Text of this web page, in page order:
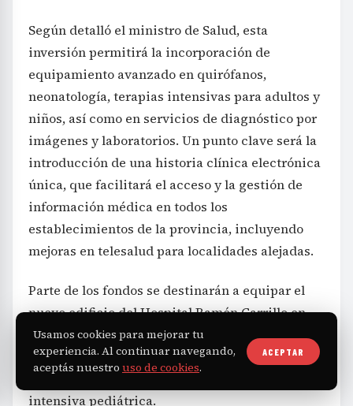
Según detalló el ministro de Salud, esta
inversión permitirá la incorporación de
equipamiento avanzado en quirófanos,
neonatología, terapias intensivas para adultos y
niños, así como en servicios de diagnóstico por
imágenes y laboratorios. Un punto clave será la
introducción de una historia clínica electrónica
única, que facilitará el acceso y la gestión de
información médica en todos los
establecimientos de la provincia, incluyendo
mejoras en telesalud para localidades alejadas.
Parte de los fondos se destinarán a equipar el
nuevo edificio del Hospital Ramón Carrillo en
Bariloche, con la instalación de quirófanos,
mesas de anestesia, torres de cirugía de última
generación y la habilitación de la terapia
intensiva pediátrica.
Usamos cookies para mejorar tu
experiencia. Al continuar navegando,
aceptás nuestro uso de cookies.
ACEPTAR